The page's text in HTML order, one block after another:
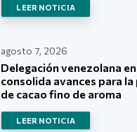
LEER NOTICIA
agosto 7, 2026
Delegación venezolana
consolida avances para
de cacao fino de aroma
LEER NOTICIA